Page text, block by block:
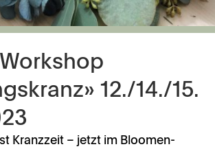
Workshop
12./14./15.
Kranzzeit – jetzt im Bloomen-